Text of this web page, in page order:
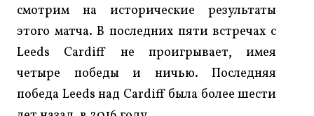
смотрим на исторические результаты
этого матча. В последних пяти встречах с
Leeds Cardiff не проигрывает, имея
четыре победы и ничью. Последняя
победа Leeds над Cardiff была более шести